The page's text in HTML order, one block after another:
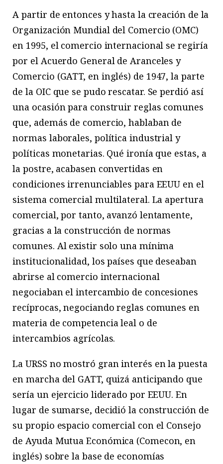
A partir de entonces y hasta la creación de la
Organización Mundial del Comercio (OMC)
en 1995, el comercio internacional se regiría
por el Acuerdo General de Aranceles y
Comercio (GATT, en inglés) de 1947, la parte
de la OIC que se pudo rescatar. Se perdió así
una ocasión para construir reglas comunes
que, además de comercio, hablaban de
normas laborales, política industrial y
políticas monetarias. Qué ironía que estas, a
la postre, acabasen convertidas en
condiciones irrenunciables para EEUU en el
sistema comercial multilateral. La apertura
comercial, por tanto, avanzó lentamente,
gracias a la construcción de normas
comunes. Al existir solo una mínima
institucionalidad, los países que deseaban
abrirse al comercio internacional
negociaban el intercambio de concesiones
recíprocas, negociando reglas comunes en
materia de competencia leal o de
intercambios agrícolas.
La URSS no mostró gran interés en la puesta
en marcha del GATT, quizá anticipando que
sería un ejercicio liderado por EEUU. En
lugar de sumarse, decidió la construcción de
su propio espacio comercial con el Consejo
de Ayuda Mutua Económica (Comecon, en
inglés) sobre la base de economías